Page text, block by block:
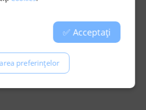
Electrostart 400W1 buc.
1buc.
cablu de alimentare si priza!
✅ Acceptați
preferințelor